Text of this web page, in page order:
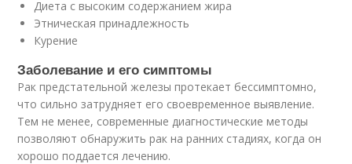
Диета с высоким содержанием жира
Этническая принадлежность
Курение
Заболевание и его симптомы
Рак предстательной железы протекает бессимптомно,
что сильно затрудняет его своевременное выявление.
Тем не менее, современные диагностические методы
позволяют обнаружить рак на ранних стадиях, когда он
хорошо поддается лечению.